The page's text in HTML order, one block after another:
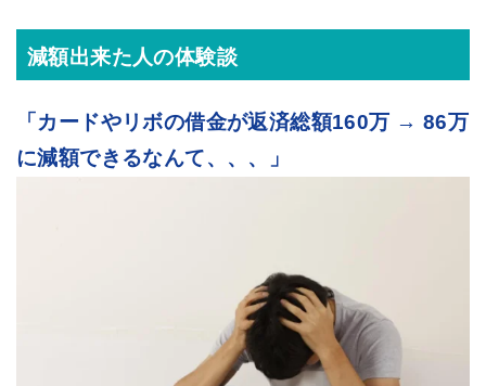
減額出来た人の体験談
「カードやリボの借金が返済総額160万 → 86万
に減額できるなんて、、、」